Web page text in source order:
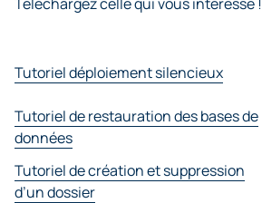
Tutoriel déploiement silencieux
Tutoriel de restauration des bases de
données
Tutoriel de création et suppression
d’un dossier